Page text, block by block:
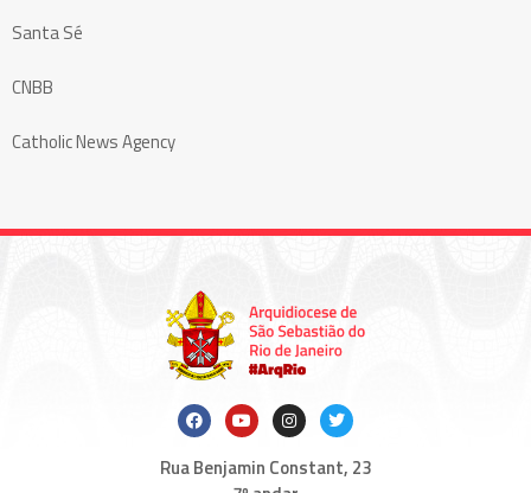
Santa Sé
CNBB
Catholic News Agency
Rua Benjamin Constant, 23